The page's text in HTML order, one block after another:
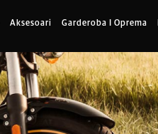
Aksesoari Garderoba I Oprema